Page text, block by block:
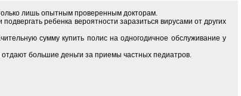
лишь опытным проверенным докторам.
ребенка вероятности заразиться вирусами от других
сумму купить полис на одногодичное обслуживание у
большие деньги за приемы частных педиатров.